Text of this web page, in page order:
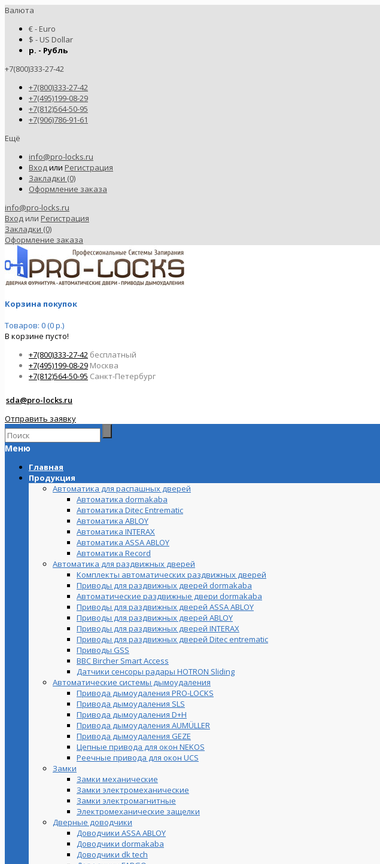
Валюта
€ - Euro
$ - US Dollar
р. - Рубль
+7(800)333-27-42
+7(800)333-27-42
+7(495)199-08-29
+7(812)564-50-95
+7(906)786-91-61
Ещё
info@pro-locks.ru
Входили Регистрация
Закладки (0)
Оформление заказа
info@pro-locks.ru
Вход или Регистрация
Закладки (0)
Оформление заказа
Корзина покупок
Товаров: 0 (0 р.)
В корзине пусто!
+7(800)333-27-42 бесплатный
+7(495)199-08-29 Москва
+7(812)564-50-95 Санкт-Петербург
sda@pro-locks.ru
Отправить заявку
Меню
Главная
Продукция
Автоматика для распашных дверей
Автоматика dormakaba
Автоматика Ditec Entrematic
Автоматика ABLOY
Автоматика INTERAX
Автоматика ASSA ABLOY
Автоматика Record
Автоматика для раздвижных дверей
Комплекты автоматических раздвижных дверей
Приводы для раздвижных дверей dormakaba
Автоматические раздвижные двери dormakaba
Приводы для раздвижных дверей ASSA ABLOY
Приводы для раздвижных дверей ABLOY
Приводы для раздвижных дверей INTERAX
Приводы для раздвижных дверей Ditec entrematic
Приводы GSS
BBC Bircher Smart Access
Датчики сенсоры радары HOTRON Sliding
Автоматические системы дымоудаления
Привода дымоудаления PRO-LOCKS
Привода дымоудаления SLS
Привода дымоудаления D+H
Привода дымоудаления AUMÜLLER
Привода дымоудаления GEZE
Цепные привода для окон NEKOS
Реечные привода для окон UСS
Замки
Замки механические
Замки электромеханические
Замки электромагнитные
Электромеханические защелки
Дверные доводчики
Доводчики ASSA ABLOY
Доводчики dormakaba
Доводчики dk tech